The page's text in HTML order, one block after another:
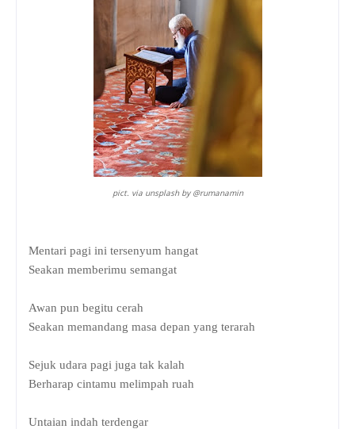
pict. via unsplash by @rumanamin
Mentari pagi ini tersenyum hangat
Seakan memberimu semangat
Awan pun begitu cerah
Seakan memandang masa depan yang terarah
Sejuk udara pagi juga tak kalah
Berharap cintamu melimpah ruah
Untaian indah terdengar